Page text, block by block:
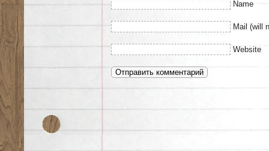
Name
Mail (will
Website